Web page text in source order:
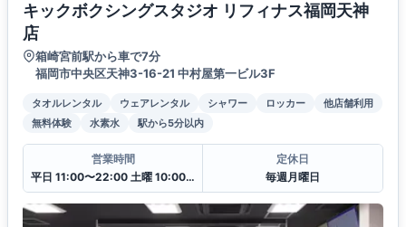
キックボクシングスタジオ リフィナス福岡天神
店
箱崎宮前駅から車で7分
福岡市中央区天神3-16-21 中村屋第一ビル3F
タオルレンタル ウェアレンタル シャワー ロッカー
他店舗利用
無料体験
水素水 駅から5分以内
営業時間
平日 11:00〜22:00 土曜 10:00〜20:00 日・祝 10:00〜18:00
定休日
毎週月曜日